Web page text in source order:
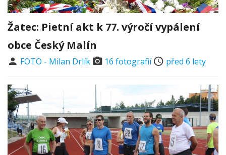
Žatec: Pietní akt k 77. výročí vypálení
obce Český Malín
FOTO - Milan Drlík 16 fotografií před 6 lety